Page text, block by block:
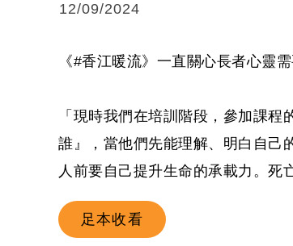
12/09/2024
《#香江暖流》一直關心長者心靈
「現時我們在培訓階段，參加課程
誰』，當他們先能理解、明白自己
人前要自己提升生命的承載力。死
足本收看